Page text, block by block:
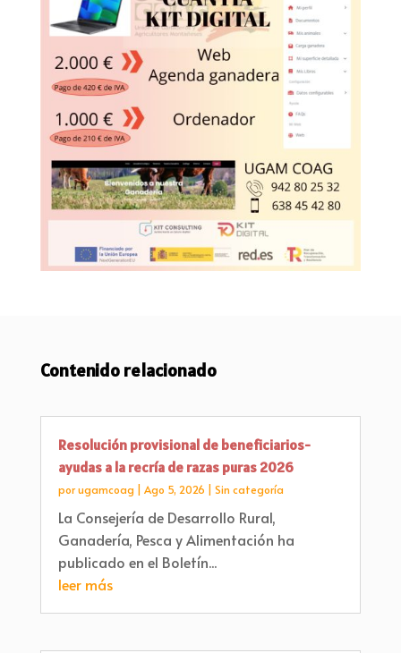
Contenido relacionado
Resolución provisional de beneficiarios-
ayudas a la recría de razas puras 2026
porugamcoag Ago 5, 2026 Sin categoría
La Consejería de Desarrollo Rural,
Ganadería, Pesca y Alimentación ha
publicado en el Boletín...
leer más